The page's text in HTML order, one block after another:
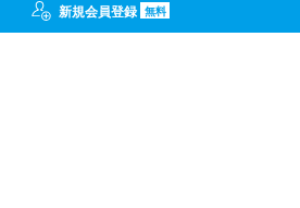
新規会員登録 無料